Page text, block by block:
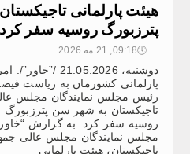
هیئت پارلمانی
پترزبورگ روسیه سفر کرد
🕔09:18, 21.مه 2026
دوشنبه، 21.05.2026 /
پارلمانی کشورمان به ریاست
رئیس مجلس نمایندگان مجلس
تاجیکستان به شهر سن پترزبورگ
روسیه سفر کرد. به گزارش
مجلس نمایندگان مجلس عالی
تاجیکستان، هیئت پارلمانی